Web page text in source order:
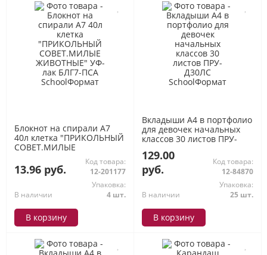
Блокнот на спирали А7
40л клетка "ПРИКОЛЬНЫЙ
СОВЕТ.МИЛЫЕ
ЖИВОТНЫЕ" УФ-лак БЛГ7-
ПСА SchoolФормат
13.96 руб.
Код товара:
12-201177
В наличии
Упаковка:
4 шт.
В корзину
Вкладыши А4 в портфолио
для девочек начальных
классов 30 листов ПРУ-
129.00
руб.
Код товара:
12-84870
В наличии
Упаковка:
25 шт.
В корзину